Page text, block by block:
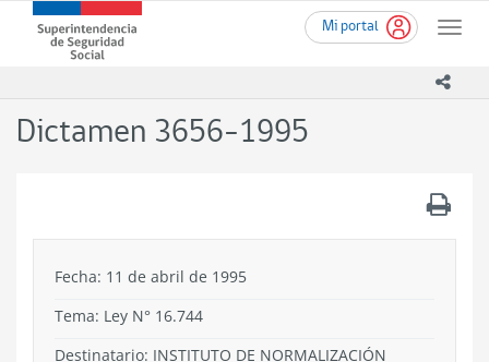
contenido
Mi portal
Toggle
Superintendencia
de
-
Dictamen 3656-1995
Fecha: 11 de abril de 1995
Tema: Ley N° 16.744
Destinatario: INSTITUTO DE NORMALIZACIÓN